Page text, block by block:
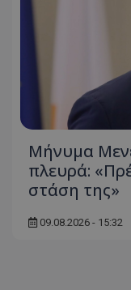
Μήνυμα
πλευρά:
στάση της»
09.08.2026 - 15:32